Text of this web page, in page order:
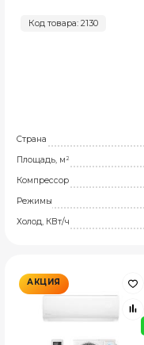
Код товара: 2130
Страна
Площадь, м²
Компрессор
Режимы
Холод, КВт/ч
АКЦИЯ